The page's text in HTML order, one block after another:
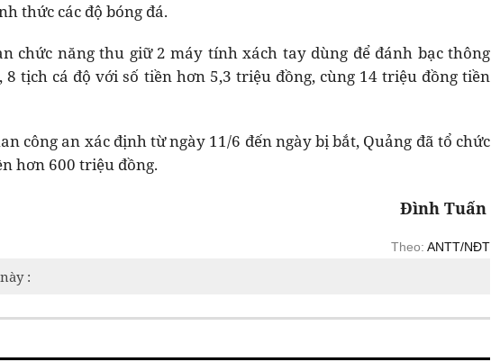
thức các độ bóng đá.
chức năng thu giữ 2 máy tính xách tay dùng để đánh bạc thông
8 tịch cá độ với số tiền hơn 5,3 triệu đồng, cùng 14 triệu đồng tiền
công an xác định từ ngày 11/6 đến ngày bị bắt, Quảng đã tổ chức
hơn 600 triệu đồng.
Đình Tuấn
Theo: ANTT/NĐT
: